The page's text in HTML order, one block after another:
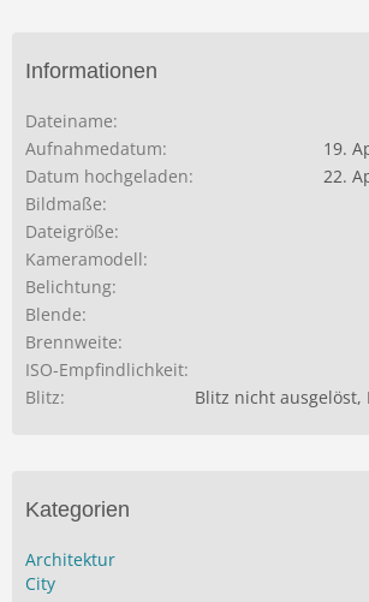
Informationen
Dateiname
Aufnahmedatum
19.
Datum hochgeladen
22.
Bildmaße
Dateigröße
Kameramodell
Belichtung
Blende
Brennweite
ISO-Empfindlichkeit
Blitz
Blitz nicht ausgelöst,
Kategorien
Architektur
City